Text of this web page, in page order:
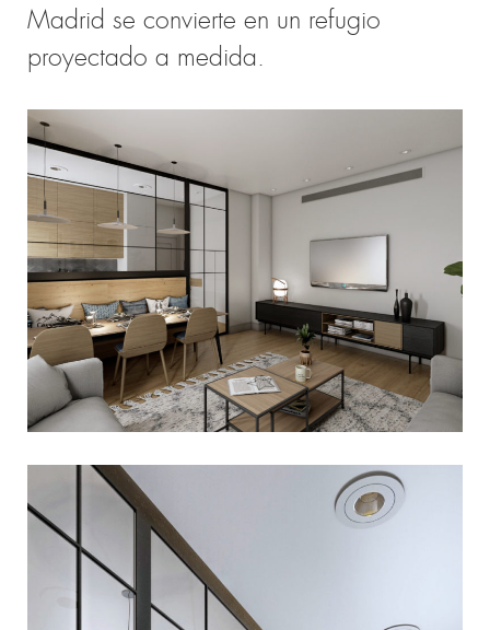
Madrid se convierte en un refugio
proyectado a medida.